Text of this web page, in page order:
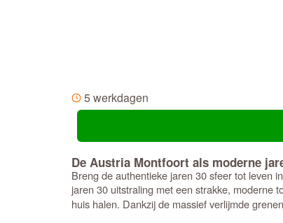
5 werkdagen
De Austria Montfoort als moderne
Breng de authentieke jaren 30 sfeer tot leven
jaren 30 uitstraling met een strakke, moderne
huis halen. Dankzij de massief verlijmde